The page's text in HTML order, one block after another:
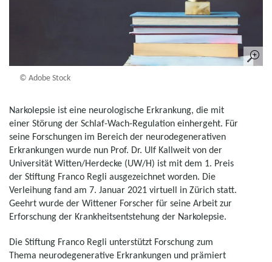
© Adobe Stock
Narkolepsie ist eine neurologische Erkrankung, die mit
einer Störung der Schlaf-Wach-Regulation einhergeht. Für
seine Forschungen im Bereich der neurodegenerativen
Erkrankungen wurde nun Prof. Dr. Ulf Kallweit von der
Universität Witten/Herdecke (UW/H) ist mit dem 1. Preis
der Stiftung Franco Regli ausgezeichnet worden. Die
Verleihung fand am 7. Januar 2021 virtuell in Zürich statt.
Geehrt wurde der Wittener Forscher für seine Arbeit zur
Erforschung der Krankheitsentstehung der Narkolepsie.
Die Stiftung Franco Regli unterstützt Forschung zum
Thema neurodegenerative Erkrankungen und prämiert